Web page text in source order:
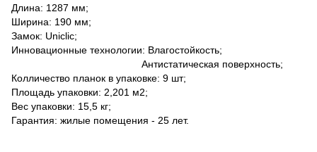
Длина: 1287 мм;
Ширина: 190 мм;
Замок: Uniclic;
Инновационные технологии: Влагостойкость;
Антистатическая поверхность;
Колличество планок в упаковке: 9 шт;
Площадь упаковки: 2,201 м2;
Вес упаковки: 15,5 кг;
Гарантия: жилые помещения - 25 лет.